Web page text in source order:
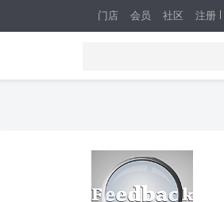
注册
门店 会员 社区